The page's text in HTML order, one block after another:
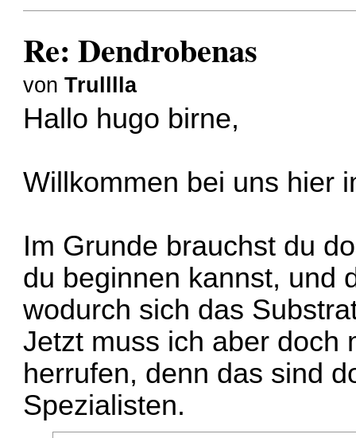
Re: Dendrobenas
vonTrulllla
Hallo hugo birne,
Willkommen bei uns hier
Im Grunde brauchst du
du beginnen kannst, und
wodurch sich das
Jetzt muss ich aber doch
herrufen, denn das sind
Spezialisten.